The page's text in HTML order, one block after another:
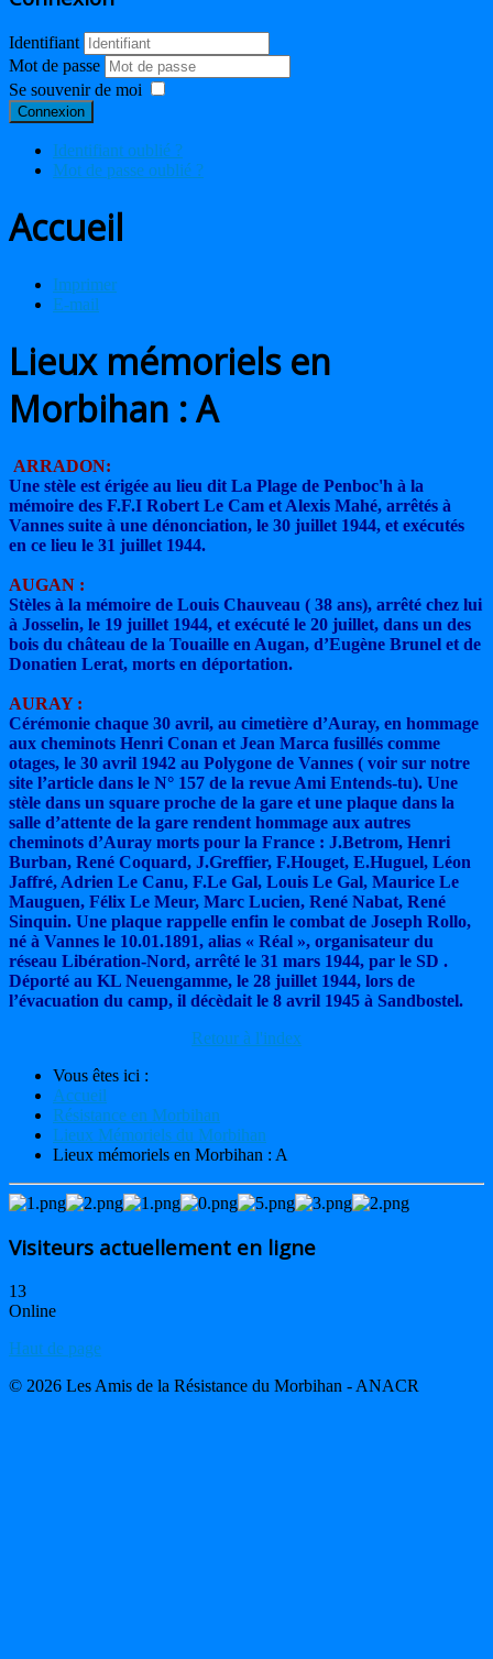
Identifiant
Mot de passe
Se souvenir de moi
Connexion
Identifiant oublié ?
Mot de passe oublié ?
Accueil
Imprimer
E-mail
Lieux mémoriels en
Morbihan : A
ARRADON:
Une stèle est érigée au lieu dit La Plage de Penboc'h à la
mémoire des F.F.I Robert Le Cam et Alexis Mahé, arrêtés à
Vannes suite à une dénonciation, le 30 juillet 1944, et exécutés
en ce lieu le 31 juillet 1944.
AUGAN :
Stèles à la mémoire de Louis Chauveau ( 38 ans), arrêté chez lui
à Josselin, le 19 juillet 1944, et exécuté le 20 juillet, dans un des
bois du château de la Touaille en Augan, d’Eugène Brunel et de
Donatien Lerat, morts en déportation.
AURAY :
Cérémonie chaque 30 avril, au cimetière d’Auray, en hommage
aux cheminots Henri Conan et Jean Marca fusillés comme
otages, le 30 avril 1942 au Polygone de Vannes ( voir sur notre
site l’article dans le N° 157 de la revue Ami Entends-tu). Une
stèle dans un square proche de la gare et une plaque dans la
salle d’attente de la gare rendent hommage aux autres
cheminots d’Auray morts pour la France : J.Betrom, Henri
Burban, René Coquard, J.Greffier, F.Houget, E.Huguel, Léon
Jaffré, Adrien Le Canu, F.Le Gal, Louis Le Gal, Maurice Le
Mauguen, Félix Le Meur, Marc Lucien, René Nabat, René
Sinquin. Une plaque rappelle enfin le combat de Joseph Rollo,
né à Vannes le 10.01.1891, alias « Réal », organisateur du
réseau Libération-Nord, arrêté le 31 mars 1944, par le SD .
Déporté au KL Neuengamme, le 28 juillet 1944, lors de
l’évacuation du camp, il décèdait le 8 avril 1945 à Sandbostel.
Retour à l'index
Vous êtes ici :
Accueil
Résistance en Morbihan
Lieux Mémoriels du Morbihan
Lieux mémoriels en Morbihan : A
Visiteurs actuellement en ligne
13
Online
Haut de page
© 2026 Les Amis de la Résistance du Morbihan - ANACR